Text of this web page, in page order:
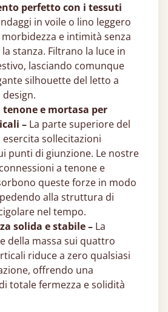
perfetto con i tessuti
in voile o lino leggero
e intimità senza
stanza. Filtrano la luce in
lasciando comunque
silhouette del letto a
e mortasa per
– La parte superiore del
sollecitazioni
punti di giunzione. Le nostre
a tenone e
queste forze in modo
alla struttura di
nel tempo.
solida e stabile – La
della massa sui quattro
riduce a zero qualsiasi
offrendo una
totale fermezza e solidità